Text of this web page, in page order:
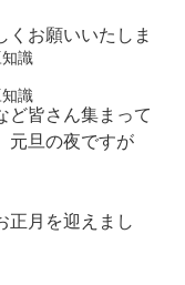
識
識
くお願いいたしま
ど皆さん集まって
元旦の夜ですが
正月を迎えまし